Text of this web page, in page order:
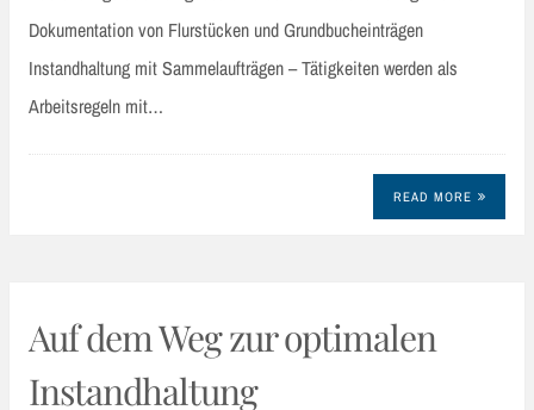
Dokumentation von Flurstücken und Grundbucheinträgen
Instandhaltung mit Sammelaufträgen – Tätigkeiten werden als
Arbeitsregeln mit…
READ MORE
Auf dem Weg zur optimalen
Instandhaltung